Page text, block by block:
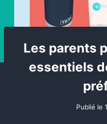
Les parents
essentiels
Publié le